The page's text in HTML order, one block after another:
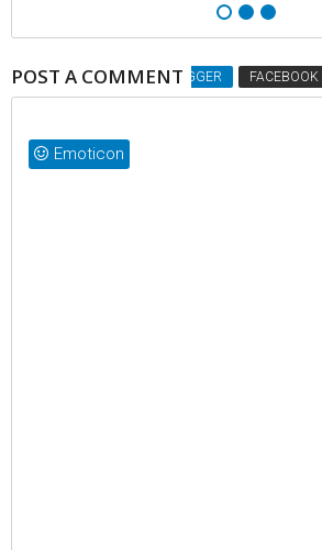
POST A COMMENTBLOGGER FACEBOOK
Emoticon